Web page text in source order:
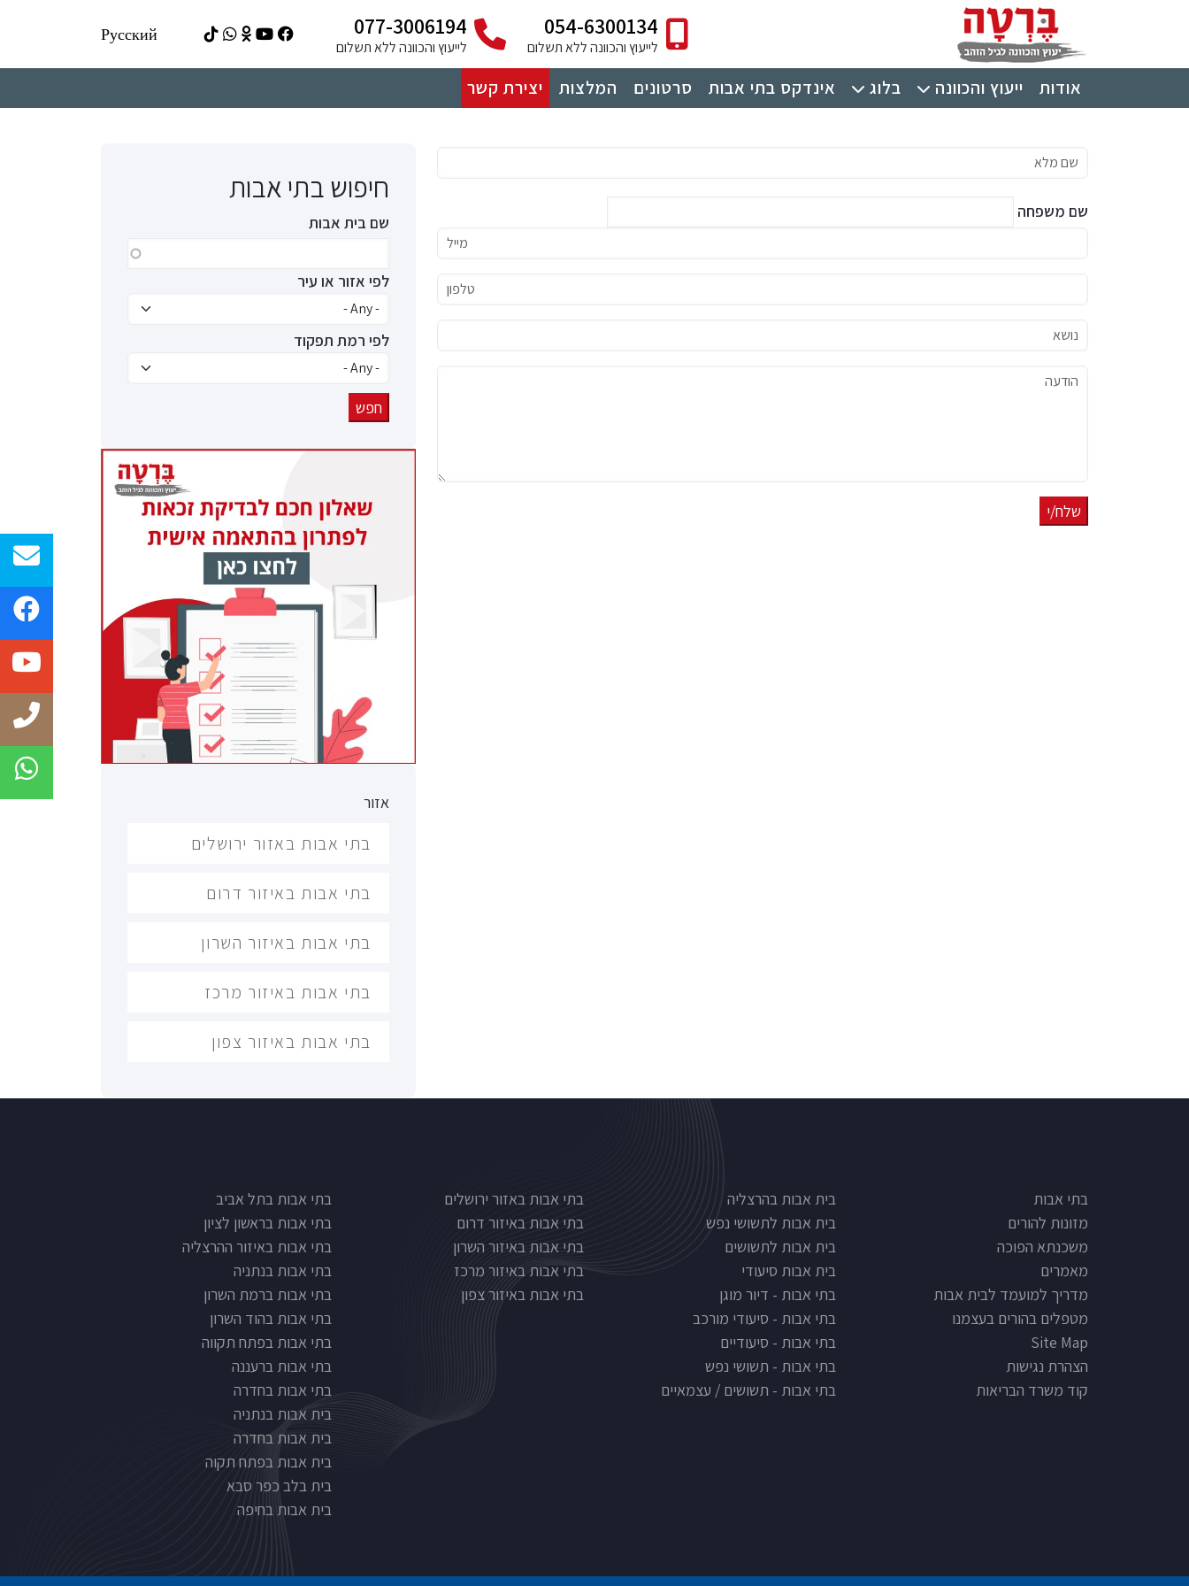
054-6300134
לייעוץ והכוונה ללא תשלום
077-3006194
לייעוץ והכוונה ללא תשלום
Русский
תפריט ראשי
אודות ייעוץ והכוונה בלוג אינדקס בתי אבות סרטונים המלצות יצירת קשר
שם מלא
שם משפחה
נושא
הודעה
חיפוש בתי אבות
שם בית אבות
לפי אזור או עיר
לפי רמת תפקוד
אזור
בתי אבות באזור ירושלים
בתי אבות באיזור דרום
בתי אבות באיזור השרון
בתי אבות באיזור מרכז
בתי אבות באיזור צפון
Footer
בתי אבות
מזונות להורים
משכנתא הפוכה
מאמרים
מדריך למועמד לבית אבות
מטפלים בהורים בעצמנו
Site Map
הצהרת נגישות
קוד משרד הבריאות
Nursinghouse type
בית אבות בהרצליה
בית אבות לתשושי נפש
בית אבות לתשושים
בית אבות סיעודי
בתי אבות - דיור מוגן
בתי אבות - סיעודי מורכב
בתי אבות - סיעודיים
בתי אבות - תשושי נפש
בתי אבות - תשושים / עצמאיים
בתי אבות לפי אזורים
בתי אבות באזור ירושלים
בתי אבות באיזור דרום
בתי אבות באיזור השרון
בתי אבות באיזור מרכז
בתי אבות באיזור צפון
בתי אבות בתל אביב
בתי אבות בראשון לציון
בתי אבות באיזור ההרצליה
בתי אבות בנתניה
בתי אבות ברמת השרון
בתי אבות בהוד השרון
בתי אבות בפתח תקווה
בתי אבות ברעננה
בתי אבות בחדרה
בית אבות בנתניה
בית אבות בחדרה
בית אבות בפתח תקוה
בית בלב כפר סבא
בית אבות בחיפה